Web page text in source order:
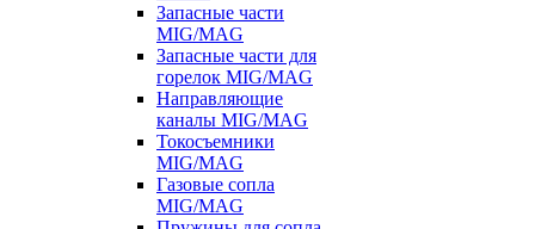
Запасные части
MIG/MAG
Запасные части для
горелок MIG/MAG
Направляющие
каналы MIG/MAG
Токосъемники
MIG/MAG
Газовые сопла
MIG/MAG